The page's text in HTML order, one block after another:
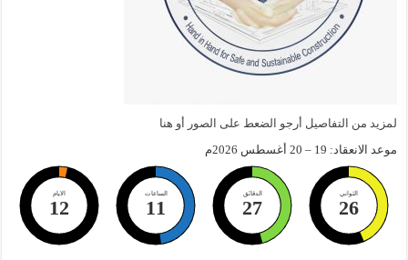
لمزيد من التفاصيل أرجو الضعط على الصور أو هنا
موعد الانعقاد: 19 – 20 أغسطس 2026م
الايام
12
الساعات
11
الدقائق
27
الثواني
25